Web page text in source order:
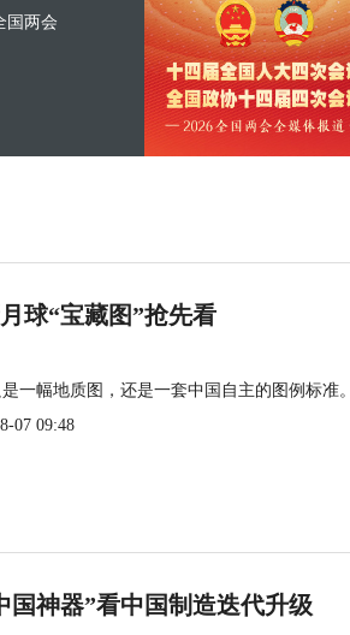
国两会
球“宝藏图”抢先看
一幅地质图，还是一套中国自主的图例标准。
07 09:48
国神器”看中国制造迭代升级